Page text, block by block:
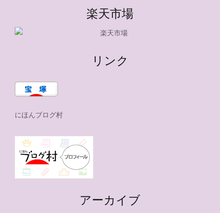
楽天市場
リンク
にほんブログ村
アーカイブ